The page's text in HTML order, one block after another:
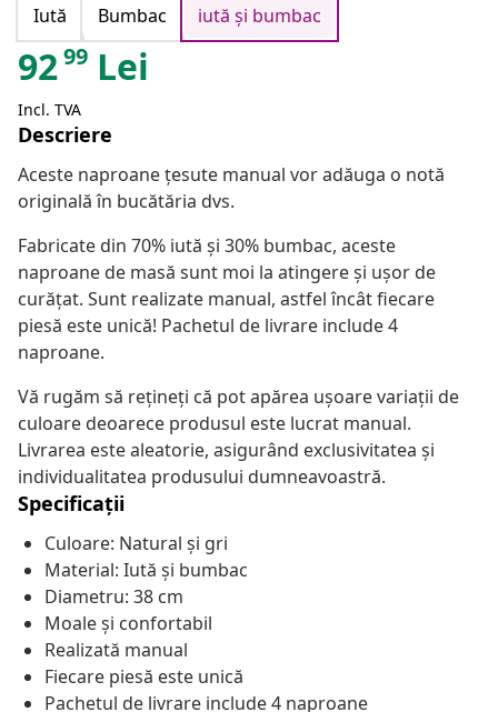
Iută
Bumbac iută și bumbac
9299 Lei
Incl. TVA
Descriere
Aceste naproane țesute manual vor adăuga o notă
originală în bucătăria dvs.
Fabricate din 70% iută și 30% bumbac, aceste
naproane de masă sunt moi la atingere și ușor de
curățat. Sunt realizate manual, astfel încât fiecare
piesă este unică! Pachetul de livrare include 4
naproane.
Vă rugăm să rețineți că pot apărea ușoare variații de
culoare deoarece produsul este lucrat manual.
Livrarea este aleatorie, asigurând exclusivitatea și
individualitatea produsului dumneavoastră.
Specificații
Culoare: Natural și gri
Material: Iută și bumbac
Diametru: 38 cm
Moale și confortabil
Realizată manual
Fiecare piesă este unică
Pachetul de livrare include 4 naproane